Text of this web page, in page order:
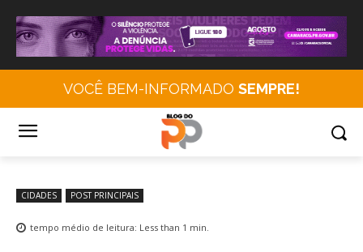
VOCÊ BEM-INFORMADO SEMPRE!
CIDADES POST PRINCIPAIS
tempo médio de leitura: Less than 1 min.